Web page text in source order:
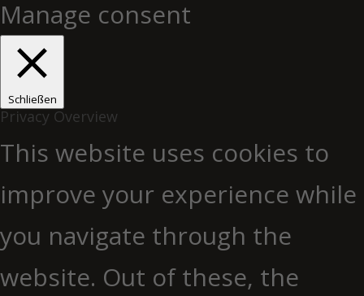
Manage consent
Schließen
Privacy Overview
This website uses cookies to
improve your experience while
you navigate through the
website. Out of these, the